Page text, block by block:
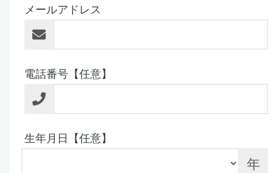
メールアドレス
電話番号【任意】
生年月日【任意】
年